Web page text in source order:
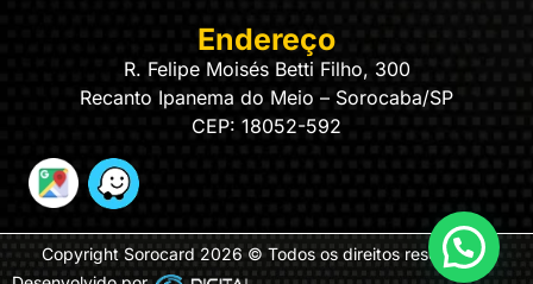
Endereço
R. Felipe Moisés Betti Filho, 300
Recanto Ipanema do Meio – Sorocaba/SP
CEP: 18052-592
Copyright Sorocard 2026 © Todos os direitos reservados